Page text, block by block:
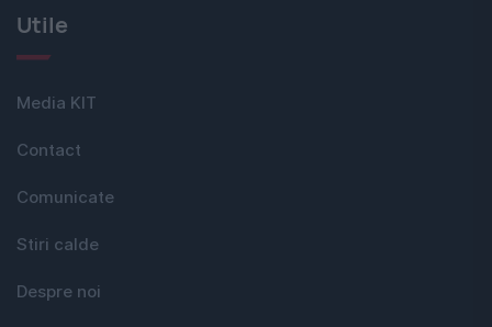
Utile
Media KIT
Contact
Comunicate
Stiri calde
Despre noi